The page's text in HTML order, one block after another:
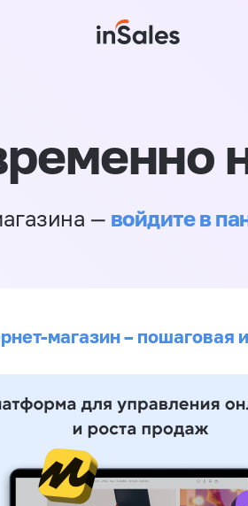
— войдите в
магазин – пошаговая